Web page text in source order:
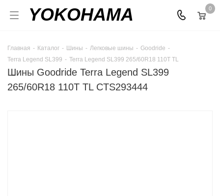
YOKOHAMA 0
Главная - Каталог - Шины - Легковые шины - Goodride -
Terra Legend SL399 - Terra Legend SL399 265/60R18 110T TL
Шины Goodride Terra Legend SL399
265/60R18 110T TL CTS293444